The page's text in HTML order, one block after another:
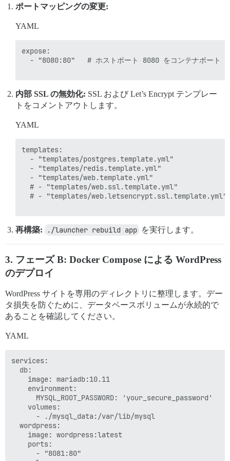
ポートマッピングの変更:
YAML
expose:
- "8080:80"   # ホストポート 8080 をコンテナポート
内部 SSL の無効化: SSL および Let’s Encrypt テンプレー
トをコメントアウトします。
YAML
templates:
  - "templates/postgres.template.yml"
  - "templates/redis.template.yml"
  - "templates/web.template.yml"
  # - "templates/web.ssl.template.yml"
  # - "templates/web.letsencrypt.ssl.template.yml"
再構築: ./launcher rebuild app を実行します。
3. フェーズ B: Docker Compose による WordPress
のデプロイ
WordPress サイトを専用のディレクトリに整理します。デー
タ損失を防ぐために、データベースボリュームが永続的で
あることを確認してください。
YAML
services:
  db:
    image: mariadb:10.11
    environment:
      MYSQL_ROOT_PASSWORD: 'your_secure_password'
    volumes:
      - ./mysql_data:/var/lib/mysql
  wordpress:
    image: wordpress:latest
    ports:
      - "8081:80"